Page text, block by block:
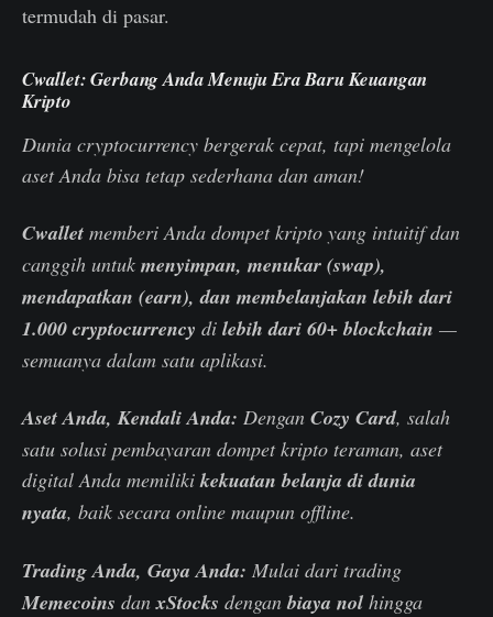
termudah di pasar.
Cwallet: Gerbang Anda Menuju Era Baru Keuangan
Kripto
Dunia cryptocurrency bergerak cepat, tapi mengelola
aset Anda bisa tetap sederhana dan aman!
Cwallet memberi Anda dompet kripto yang intuitif dan
canggih untuk menyimpan, menukar (swap),
mendapatkan (earn), dan membelanjakan lebih dari
1.000 cryptocurrency di lebih dari 60+ blockchain —
semuanya dalam satu aplikasi.
Aset Anda, Kendali Anda: Dengan Cozy Card, salah
satu solusi pembayaran dompet kripto teraman, aset
digital Anda memilikikekuatan belanja di dunia
nyata, baik secara online maupun offline.
Trading Anda, Gaya Anda: Mulai dari trading
Memecoins danxStocks denganbiaya nol hingga